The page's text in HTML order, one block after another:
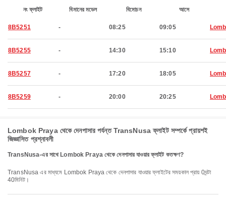
নং ফ্লাইট বিমানের মডেল বিমোচন আসে
8B5251 - 08:25 09:05
8B5255 - 14:30 15:10
8B5257 - 17:20 18:05
8B5259 - 20:00 20:25
Lombok Praya থেকে দেনপাসার পর্যন্ত TransNusa ফ্লাইট সম্পর্কে প্রায়শই
জিজ্ঞাসিত প্রশ্নাবলী
TransNusa-এর সাথে Lombok Praya থেকে দেনপাসার যাওয়ার ফ্লাইট কতক্ষণ?
TransNusa এর মাধ্যমে Lombok Praya থেকে দেনপাসার যাওয়ার ফ্লাইটের সময়কাল প্রায় 0ঘন্টা
40মিনিট।